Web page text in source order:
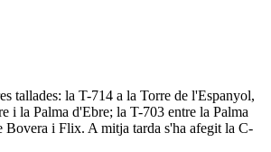
tallades: la T-714 a la Torre de l'Espanyol,
i la Palma d'Ebre; la T-703 entre la Palma
Bovera i Flix. A mitja tarda s'ha afegit la C-